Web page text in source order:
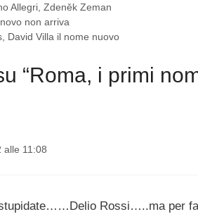
Allegri,Zdeněk Zeman
non arriva
David Villa il nome nuovo
“Roma, i primi
alle 11:08
Rossi…..ma per